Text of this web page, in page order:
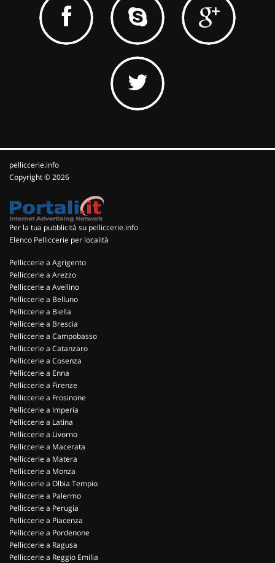
pelliccerie.info
Copyright © 2026
Per la tua pubblicità su pelliccerie.info
Elenco Pelliccerie per località
Pelliccerie a Agrigento
Pelliccerie a Arezzo
Pelliccerie a Avellino
Pelliccerie a Belluno
Pelliccerie a Biella
Pelliccerie a Brescia
Pelliccerie a Campobasso
Pelliccerie a Catanzaro
Pelliccerie a Cosenza
Pelliccerie a Enna
Pelliccerie a Firenze
Pelliccerie a Frosinone
Pelliccerie a Imperia
Pelliccerie a Latina
Pelliccerie a Livorno
Pelliccerie a Macerata
Pelliccerie a Matera
Pelliccerie a Monza
Pelliccerie a Olbia Tempio
Pelliccerie a Palermo
Pelliccerie a Perugia
Pelliccerie a Piacenza
Pelliccerie a Pordenone
Pelliccerie a Ragusa
Pelliccerie a Reggio Emilia